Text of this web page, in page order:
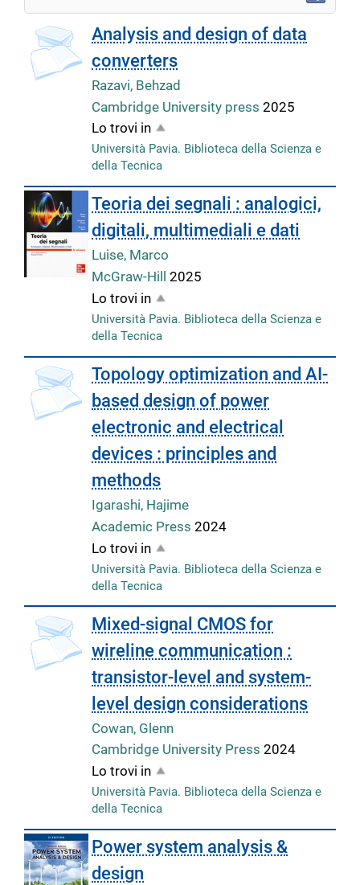
Analysis and design of data
converters
Razavi, Behzad
Cambridge University press2025
Lo trovi in
Università Pavia. Biblioteca della Scienza e
della Tecnica
Teoria dei segnali : analogici,
digitali, multimediali e dati
Luise, Marco
McGraw-Hill2025
Lo trovi in
Università Pavia. Biblioteca della Scienza e
della Tecnica
Topology optimization and AI-
based design of power
electronic and electrical
devices : principles and
methods
Igarashi, Hajime
Academic Press2024
Lo trovi in
Università Pavia. Biblioteca della Scienza e
della Tecnica
Mixed-signal CMOS for
wireline communication :
transistor-level and system-
level design considerations
Cowan, Glenn
Cambridge University Press2024
Lo trovi in
Università Pavia. Biblioteca della Scienza e
della Tecnica
Power system analysis &
design